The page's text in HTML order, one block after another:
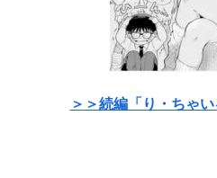
＞＞続編「り・ちゃ